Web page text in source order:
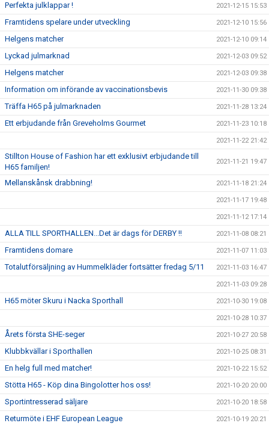
Perfekta julklappar ! 2021-12-15 15:53
Framtidens spelare under utveckling 2021-12-10 15:56
Helgens matcher 2021-12-10 09:14
Lyckad julmarknad 2021-12-03 09:52
Helgens matcher 2021-12-03 09:38
Information om införande av vaccinationsbevis 2021-11-30 09:38
Träffa H65 på julmarknaden 2021-11-28 13:24
Ett erbjudande från Greveholms Gourmet 2021-11-23 10:18
2021-11-22 21:42
Stillton House of Fashion har ett exklusivt erbjudande till
H65 familjen!
2021-11-21 19:47
Mellanskånsk drabbning! 2021-11-18 21:24
2021-11-17 19:48
2021-11-12 17:14
ALLA TILL SPORTHALLEN...Det är dags för DERBY !! 2021-11-08 08:21
Framtidens domare 2021-11-07 11:03
Totalutförsäljning av Hummelkläder fortsätter fredag 5/11 2021-11-03 16:47
2021-11-03 09:28
H65 möter Skuru i Nacka Sporthall 2021-10-30 19:08
2021-10-28 10:37
Årets första SHE-seger 2021-10-27 20:58
Klubbkvällar i Sporthallen 2021-10-25 08:31
En helg full med matcher! 2021-10-22 15:52
Stötta H65 - Köp dina Bingolotter hos oss! 2021-10-20 20:00
Sportintresserad säljare 2021-10-20 18:58
Returmöte i EHF European League 2021-10-19 20:21